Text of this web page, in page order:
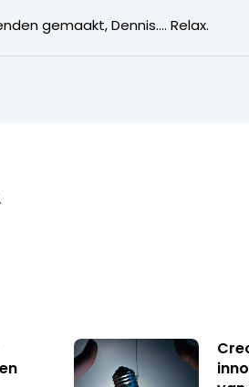
gemaakt, Dennis…. Relax.